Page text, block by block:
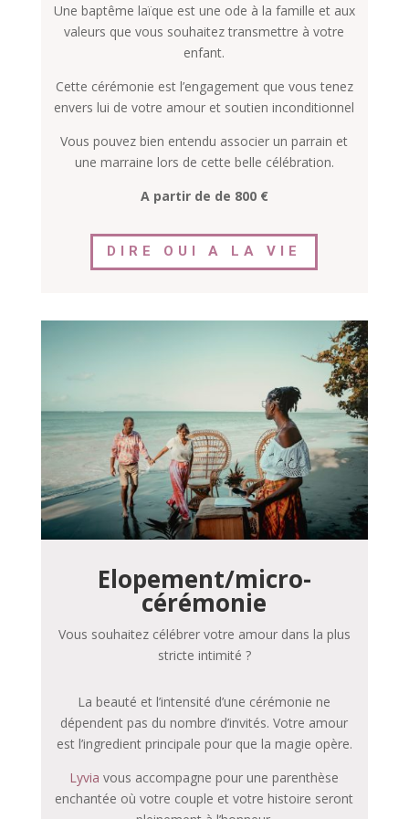
Une baptême laïque est une ode à la famille et aux
valeurs que vous souhaitez transmettre à votre
enfant.
Cette cérémonie est l’engagement que vous tenez
envers lui de votre amour et soutien inconditionnel
Vous pouvez bien entendu associer un parrain et
une marraine lors de cette belle célébration.
A partir de de 800 €
DIRE OUI A LA VIE
Elopement/micro-
cérémonie
Vous souhaitez célébrer votre amour dans la plus
stricte intimité ?
La beauté et l’intensité d’une cérémonie ne
dépendent pas du nombre d’invités. Votre amour
est l’ingredient principale pour que la magie opère.
Lyvia vous accompagne pour une parenthèse
enchantée où votre couple et votre histoire seront